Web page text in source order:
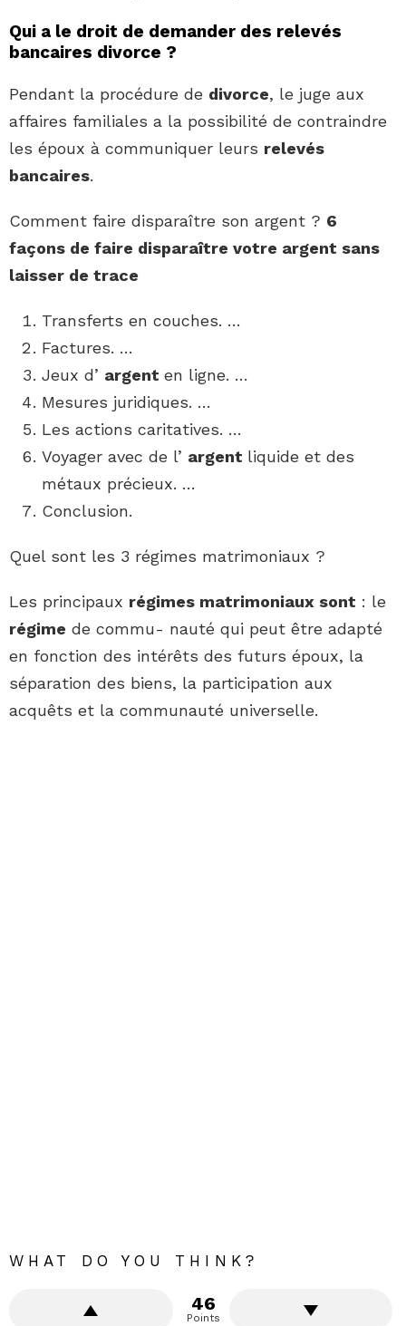
Qui a le droit de demander des relevés
bancaires divorce ?
Pendant la procédure de divorce, le juge aux
affaires familiales a la possibilité de contraindre
les époux à communiquer leurs relevés
bancaires.
Comment faire disparaître son argent ? 6
façons de faire disparaître votre argent sans
laisser de trace
Transferts en couches. …
Factures. …
Jeux d’ argent en ligne. …
Mesures juridiques. …
Les actions caritatives. …
Voyager avec de l’ argent liquide et des
métaux précieux. …
Conclusion.
Quel sont les 3 régimes matrimoniaux ?
Les principaux régimes matrimoniaux sont : le
régime de commu- nauté qui peut être adapté
en fonction des intérêts des futurs époux, la
séparation des biens, la participation aux
acquêts et la communauté universelle.
WHAT DO YOU THINK?
46
Points